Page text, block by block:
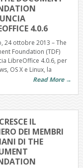
4.0.6
24 ottobre 2013 – The
Foundation (TDF)
LibreOffice 4.0.6, per
OS X e Linux, la
Read More →
IL
DEI MEMBRI
DI THE